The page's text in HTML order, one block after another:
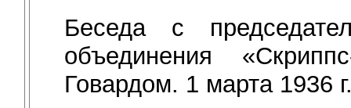
Беседа с
объединения
Говардом. 1 марта 1936